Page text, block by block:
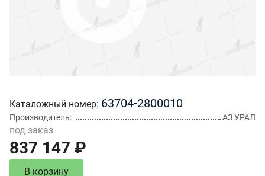
Каталожный номер 63704-2800010
Производитель АЗ УРАЛ
под заказ
837 147 ₽
В корзину